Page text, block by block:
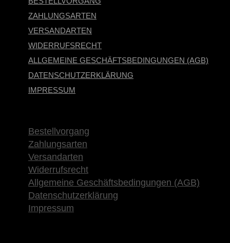
ZAHLUNGSARTEN
VERSANDARTEN
WIDERRUFSRECHT
ALLGEMEINE GESCHÄFTSBEDINGUNGEN (AGB)
DATENSCHUTZERKLÄRUNG
IMPRESSUM
Bestellvorgang
Zahlungsarten
Versandarten
Widerrufsrecht
Allgemeine Geschäftsbedingungen (AGB)
Datenschutzerklärung
Impressum